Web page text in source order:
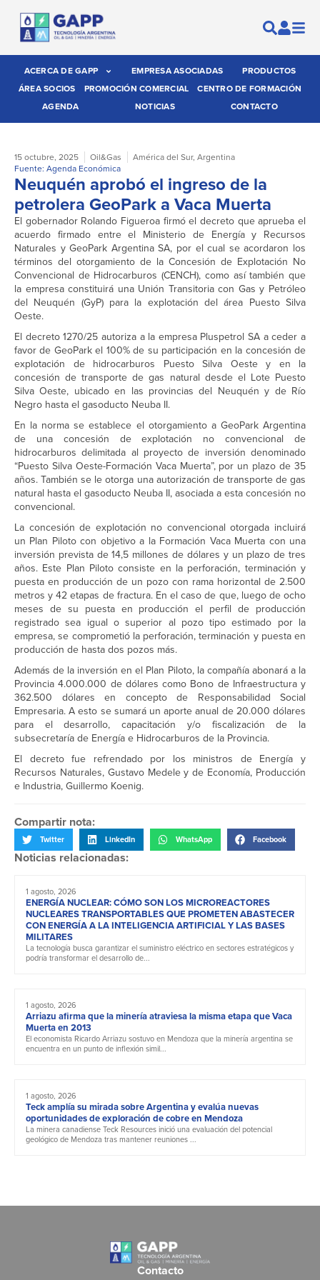
ACERCA DE GAPP EMPRESA ASOCIADAS
PRODUCTOS
ÁREA SOCIOS
PROMOCIÓN COMERCIAL
CENTRO DE FORMACIÓN
AGENDA
NOTICIAS CONTACTO
15 octubre, 2025 Oil&Gas América del Sur, Argentina
Fuente: Agenda Económica
Neuquén aprobó el ingreso de la
petrolera GeoPark a Vaca Muerta
El gobernador Rolando Figueroa firmó el decreto que aprueba el
acuerdo firmado entre el Ministerio de Energía y Recursos
Naturales y GeoPark Argentina SA, por el cual se acordaron los
términos del otorgamiento de la Concesión de Explotación No
Convencional de Hidrocarburos (CENCH), como así también que
la empresa constituirá una Unión Transitoria con Gas y Petróleo
del Neuquén (GyP) para la explotación del área Puesto Silva
Oeste.
El decreto 1270/25 autoriza a la empresa Pluspetrol SA a ceder a
favor de GeoPark el 100% de su participación en la concesión de
explotación de hidrocarburos Puesto Silva Oeste y en la
concesión de transporte de gas natural desde el Lote Puesto
Silva Oeste, ubicado en las provincias del Neuquén y de Río
Negro hasta el gasoducto Neuba II.
En la norma se establece el otorgamiento a GeoPark Argentina
de una concesión de explotación no convencional de
hidrocarburos delimitada al proyecto de inversión denominado
“Puesto Silva Oeste-Formación Vaca Muerta”, por un plazo de 35
años. También se le otorga una autorización de transporte de gas
natural hasta el gasoducto Neuba II, asociada a esta concesión no
convencional.
La concesión de explotación no convencional otorgada incluirá
un Plan Piloto con objetivo a la Formación Vaca Muerta con una
inversión prevista de 14,5 millones de dólares y un plazo de tres
años. Este Plan Piloto consiste en la perforación, terminación y
puesta en producción de un pozo con rama horizontal de 2.500
metros y 42 etapas de fractura. En el caso de que, luego de ocho
meses de su puesta en producción el perfil de producción
registrado sea igual o superior al pozo tipo estimado por la
empresa, se comprometió la perforación, terminación y puesta en
producción de hasta dos pozos más.
Además de la inversión en el Plan Piloto, la compañía abonará a la
Provincia 4.000.000 de dólares como Bono de Infraestructura y
362.500 dólares en concepto de Responsabilidad Social
Empresaria. A esto se sumará un aporte anual de 20.000 dólares
para el desarrollo, capacitación y/o fiscalización de la
subsecretaría de Energía e Hidrocarburos de la Provincia.
El decreto fue refrendado por los ministros de Energía y
Recursos Naturales, Gustavo Medele y de Economía, Producción
e Industria, Guillermo Koenig.
Compartir nota:
Twitter LinkedIn WhatsApp Facebook
Noticias relacionadas:
1 agosto, 2026
ENERGÍA NUCLEAR: CÓMO SON LOS MICROREACTORES
NUCLEARES TRANSPORTABLES QUE PROMETEN ABASTECER
CON ENERGÍA A LA INTELIGENCIA ARTIFICIAL Y LAS BASES
MILITARES
La tecnología busca garantizar el suministro eléctrico en sectores estratégicos y
podría transformar el desarrollo de...
1 agosto, 2026
Arriazu afirma que la minería atraviesa la misma etapa que Vaca
Muerta en 2013
El economista Ricardo Arriazu sostuvo en Mendoza que la minería argentina se
encuentra en un punto de inflexión simil...
1 agosto, 2026
Teck amplía su mirada sobre Argentina y evalúa nuevas
oportunidades de exploración de cobre en Mendoza
La minera canadiense Teck Resources inició una evaluación del potencial
geológico de Mendoza tras mantener reuniones ...
Contacto